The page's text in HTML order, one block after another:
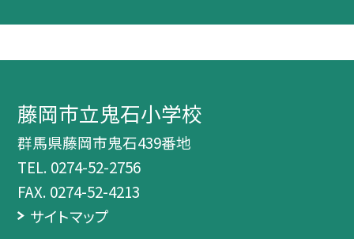
藤岡市立鬼石小学校
群馬県藤岡市鬼石439番地
TEL. 0274-52-2756
FAX. 0274-52-4213
サイトマップ